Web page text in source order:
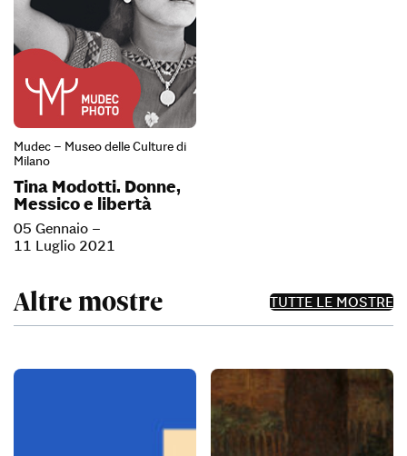
Mudec – Museo delle Culture di
Milano
Tina Modotti. Donne,
Messico e libertà
05 Gennaio –
11 Luglio 2021
Altre mostre TUTTE LE MOSTRE